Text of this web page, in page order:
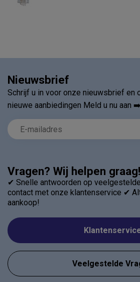
Vragen? Wij helpen graag!
✔ Snelle antwoorden op
contact met onze klantenservice ✔
aankoop!
Veelgestelde
Nieuwsbrief
Schrijf u in voor onze nieuwsbrief en
nieuwe aanbiedingen Meld u nu aan ➡️